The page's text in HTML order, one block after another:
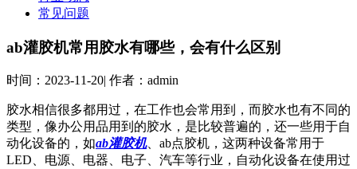
常见问题
ab灌胶机常用胶水有哪些，会有什么区别
时间： 2023-11-20| 作者： admin
胶水相信很多都用过，在工作也会常用到，而胶水也有不同的
类型，像办公用品用到的胶水，是比较普遍的，还一些用于自
动化设备的，如ab灌胶机、ab点胶机，这两种设备常用于
LED、电源、电器、电子、汽车等行业，自动化设备在使用过